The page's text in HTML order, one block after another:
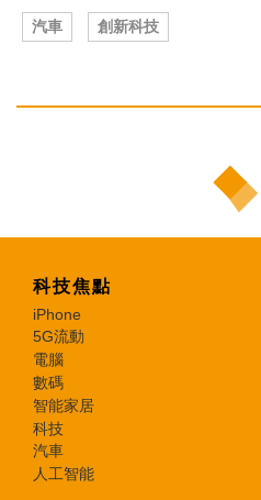
汽車 創新科技
科技焦點
iPhone
5G流動
電腦
數碼
智能家居
科技
汽車
人工智能